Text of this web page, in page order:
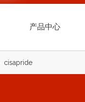
产品中心
cisapride